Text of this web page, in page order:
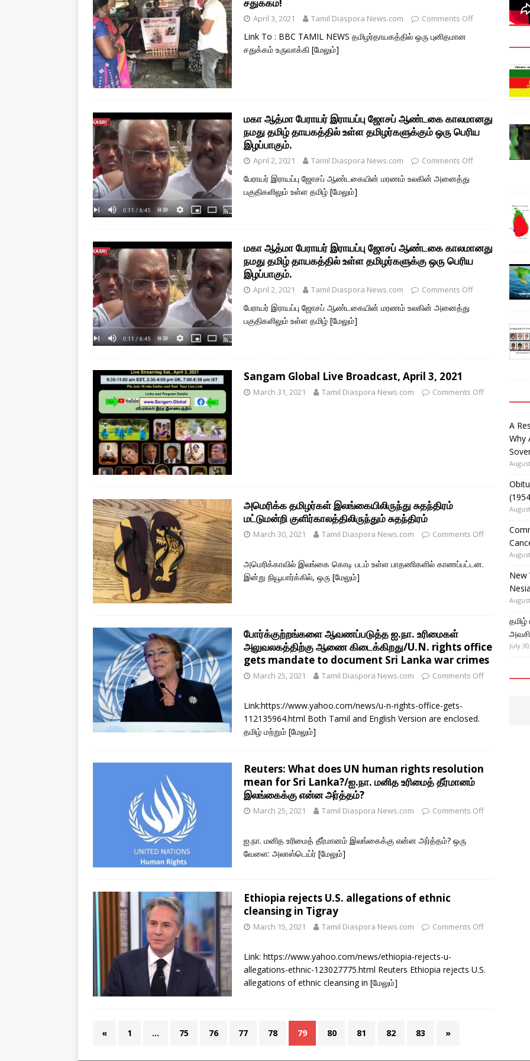
சதுக்கம்!
April 3, 2021 Tamil Diaspora News.com Comments Off
Link To : BBC TAMIL NEWS தமிழர்தாயகத்தில் ஒரு புனிதமான
சதுக்கம் உருவாக்கி [மேலும்]
மகா ஆத்மா பேராயர் இராயப்பு ஜோசப் ஆண்டகை காலமானது
நமது தமிழ் தாயகத்தில் உள்ள தமிழர்களுக்கும் ஒரு பெரிய
இழப்பாகும்.
April 2, 2021 Tamil Diaspora News.com Comments Off
பேராயர் இராயப்பு ஜோசப் ஆண்டகையின் மரணம் உலகின் அனைத்து
பகுதிகளிலும் உள்ள தமிழ் [மேலும்]
மகா ஆத்மா பேராயர் இராயப்பு ஜோசப் ஆண்டகை காலமானது
நமது தமிழ் தாயகத்தில் உள்ள தமிழர்களுக்கு ஒரு பெரிய
இழப்பாகும்.
April 2, 2021 Tamil Diaspora News.com Comments Off
பேராயர் இராயப்பு ஜோசப் ஆண்டகையின் மரணம் உலகின் அனைத்து
பகுதிகளிலும் உள்ள தமிழ் [மேலும்]
Sangam Global Live Broadcast, April 3, 2021
March 31, 2021 Tamil Diaspora News.com Comments Off
அமெரிக்க தமிழர்கள் இலங்கையிலிருந்து சுதந்திரம்
மட்டுமன்றி குளிர்காலத்திலிருந்தும் சுதந்திரம்
March 30, 2021 Tamil Diaspora News.com Comments Off
அமெரிக்காவில் இலங்கை கொடி படம் உள்ள பாதணிகளில் காணப்பட்டன.
இன்று நியூயார்க்கில், ஒரு [மேலும்]
போர்க்குற்றங்களை ஆவணப்படுத்த ஐ.நா. உரிமைகள்
அலுவலகத்திற்கு ஆணை கிடைக்கிறது/U.N. rights office
gets mandate to document Sri Lanka war crimes
March 25, 2021 Tamil Diaspora News.com Comments Off
Link:https://www.yahoo.com/news/u-n-rights-office-gets-
112135964.html Both Tamil and English Version are enclosed.
தமிழ் மற்றும் [மேலும்]
Reuters: What does UN human rights resolution
mean for Sri Lanka?/ஐ.நா. மனித உரிமைத் தீர்மானம்
இலங்கைக்கு என்ன அர்த்தம்?
March 25, 2021 Tamil Diaspora News.com Comments Off
ஐ.நா. மனித உரிமைத் தீர்மானம் இலங்கைக்கு என்ன அர்த்தம்? ஒரு
வேளை: அலாஸ்டெய்ர் [மேலும்]
Ethiopia rejects U.S. allegations of ethnic
cleansing in Tigray
March 15, 2021 Tamil Diaspora News.com Comments Off
Link: https://www.yahoo.com/news/ethiopia-rejects-u-
allegations-ethnic-123027775.html Reuters Ethiopia rejects U.S.
allegations of ethnic cleansing in [மேலும்]
« 1 … 75 76 77 78 79 80 81 82 83 »
A
Why
New
July